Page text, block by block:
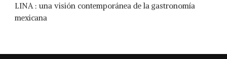
LINA : una visión contemporánea de la gastronomía
mexicana